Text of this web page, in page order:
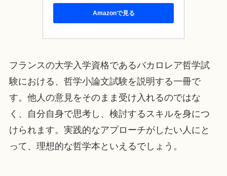
Amazonで見る
フランスの大学入学資格であるバカロレア哲学試
験における、哲学小論文試験を説明する一冊で
す。他人の意見をそのまま受け入れるのではな
く、自分自身で思考し、検討するスキルを身につ
けられます。実践的なアプローチがしたい人にと
って、理想的な哲学本といえるでしょう。